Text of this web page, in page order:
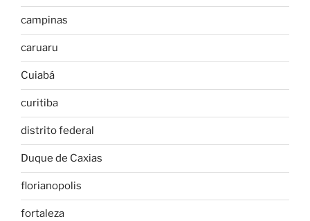
campinas
caruaru
Cuiabá
curitiba
distrito federal
Duque de Caxias
florianopolis
fortaleza